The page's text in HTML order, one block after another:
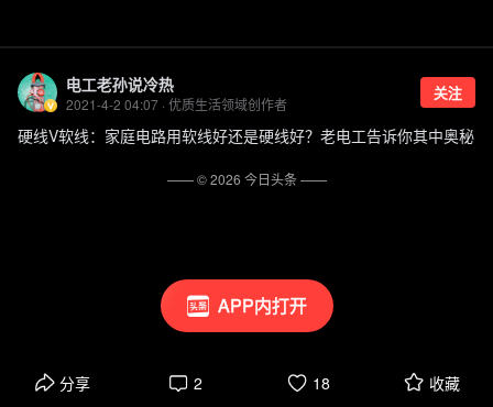
APP内打开
电工老孙说冷热
2021-4-2 04:07 · 优质生活领域创作者
关注
硬线V软线：家庭电路用软线好还是硬线好？老电工告诉你其中奥秘
分享 2 18 收藏
—— ©2026 今日头条——